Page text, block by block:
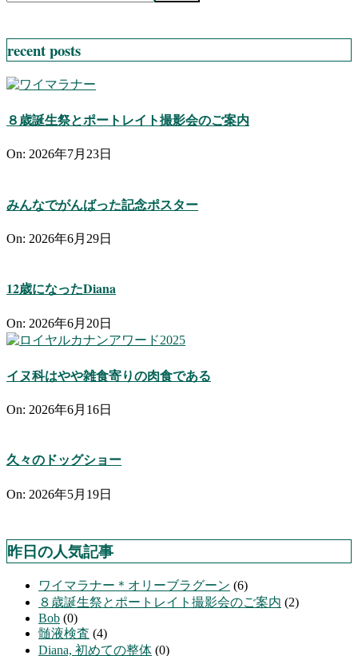
recent posts
８歳誕生祭とポートレイト撮影会のご案内
On: 2026年7月23日
みんなでがんばった記念ポスター
On: 2026年6月29日
12歳になったDiana
On: 2026年6月20日
イヌ科はやや雑食寄りの肉食である
On: 2026年6月16日
久々のドッグショー
On: 2026年5月19日
昨日の人気記事
ワイマラナー＊オリーブラグーン (6)
８歳誕生祭とポートレイト撮影会のご案内 (2)
Bob (0)
髄液検査 (4)
Diana, 初めての整体 (0)